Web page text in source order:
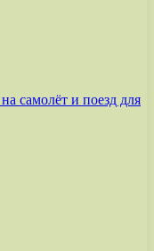
самолёт и поезд для